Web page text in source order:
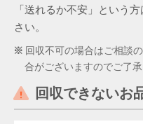
「送れるか不安」という
さい。
回収不可の場合はご相談
合がございますのでご了承
回収できないお